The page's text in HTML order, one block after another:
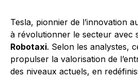
Tesla, pionnier de l’innovation
à révolutionner le secteur avec
Robotaxi. Selon les analystes,
propulser la valorisation de
des niveaux actuels, en